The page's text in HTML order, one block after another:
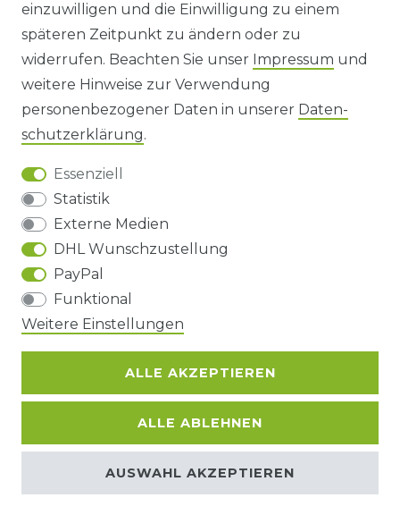
IMPRESSUM
AGB UND KUNDENINFORMATIONEN
DATENSCHUTZERKLÄRUNG
BARRIEREFREIHEIT
Impressum Daten­schutz­erklärung
Barrierefreiheitserklärung
VERTRAG WIDERRUFEN Kontakt
vorbehalten.
einzuwilligen und die Einwilligung zu einem
späteren Zeitpunkt zu ändern oder zu
widerrufen. Beachten Sie unser Impressum und
weitere Hinweise zur Verwendung
personenbezogener Daten in unserer Daten­
schutz­erklärung.
Essenziell
Statistik
Externe Medien
DHL Wunschzustellung
PayPal
Funktional
Weitere Einstellungen
ALLE AKZEPTIEREN
ALLE ABLEHNEN
AUSWAHL AKZEPTIEREN